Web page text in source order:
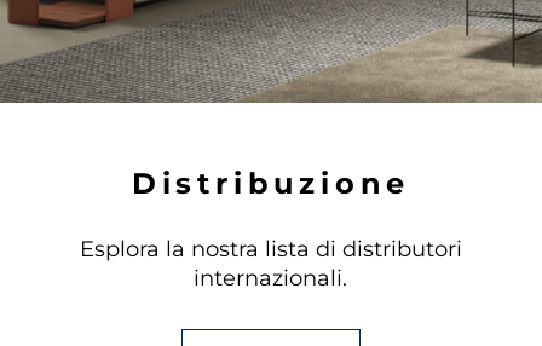
D ist r i b uz i o ne
Esplora la nostra lista di distributori
internazionali.